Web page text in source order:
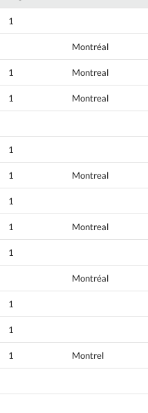
1
Montréal
1 Montreal
1 Montreal
1
1 Montreal
1
1 Montreal
1
Montréal
1
1
1 Montrel